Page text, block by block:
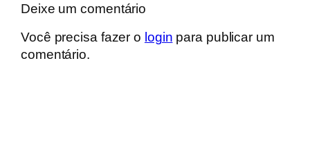
Deixe um comentário
Você precisa fazer o login para publicar um
comentário.